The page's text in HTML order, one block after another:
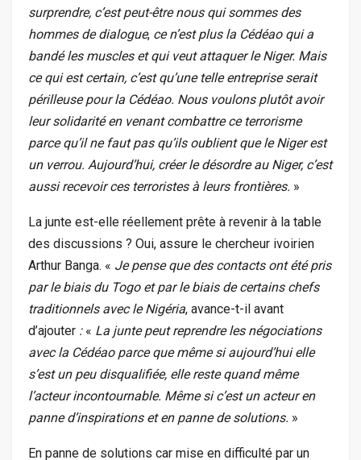
surprendre, c’est peut-être nous qui sommes des
hommes de dialogue, ce n’est plus la Cédéao qui a
bandé les muscles et qui veut attaquer le Niger. Mais
ce qui est certain, c’est qu’une telle entreprise serait
périlleuse pour la Cédéao. Nous voulons plutôt avoir
leur solidarité en venant combattre ce terrorisme
parce qu’il ne faut pas qu’ils oublient que le Niger est
un verrou. Aujourd’hui, créer le désordre au Niger, c’est
aussi recevoir ces terroristes à leurs frontières. »
La junte est-elle réellement prête à revenir à la table
des discussions ? Oui, assure le chercheur ivoirien
Arthur Banga. « Je pense que des contacts ont été pris
par le biais du Togo et par le biais de certains chefs
traditionnels avec le Nigéria, avance-t-il avant
d’ajouter : « La junte peut reprendre les négociations
avec la Cédéao parce que même si aujourd’hui elle
s’est un peu disqualifiée, elle reste quand même
l’acteur incontournable. Même si c’est un acteur en
panne d’inspirations et en panne de solutions. »
En panne de solutions car mise en difficulté par un